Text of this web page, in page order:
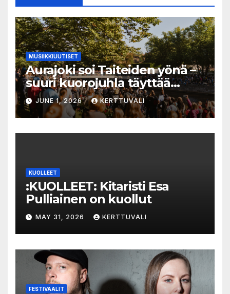
MUSIIKKIUUTISET
Aurajoki soi Taiteiden yönä –
suuri kuorojuhla täyttää
jokirannan musiikilla
JUNE 1, 2026 KERTTUVALI
KUOLLEET
:KUOLLEET: Kitaristi Esa
Pulliainen on kuollut
MAY 31, 2026 KERTTUVALI
FESTIVAALIT